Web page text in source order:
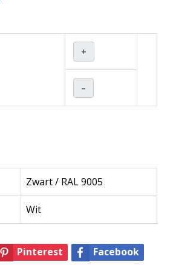
+
–
Zwart / RAL 9005
Wit
Pinterest
Facebook